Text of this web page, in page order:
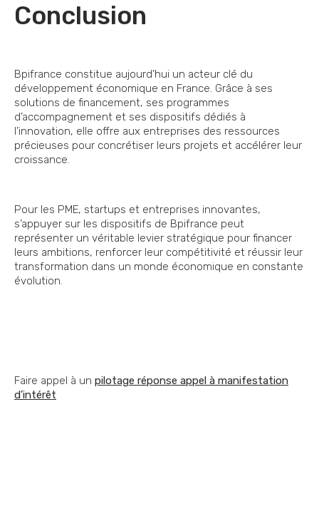
Conclusion
Bpifrance constitue aujourd’hui un acteur clé du
développement économique en France. Grâce à ses
solutions de financement, ses programmes
d’accompagnement et ses dispositifs dédiés à
l’innovation, elle offre aux entreprises des ressources
précieuses pour concrétiser leurs projets et accélérer leur
croissance.
Pour les PME, startups et entreprises innovantes,
s’appuyer sur les dispositifs de Bpifrance peut
représenter un véritable levier stratégique pour financer
leurs ambitions, renforcer leur compétitivité et réussir leur
transformation dans un monde économique en constante
évolution.
Faire appel à un pilotage réponse appel à manifestation
d'intérêt